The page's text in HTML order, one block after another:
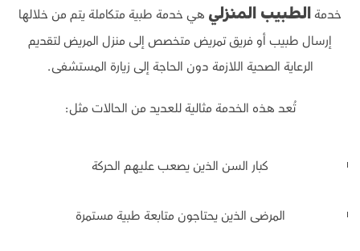
خدمة الطبيب المنزلي هي خدمة طبية متكاملة يتم من خلالها
إرسال طبيب أو فريق تمريض متخصص إلى منزل المريض لتقديم
الرعاية الصحية اللازمة دون الحاجة إلى زيارة المستشفى.
تُعد هذه الخدمة مثالية للعديد من الحالات مثل:
كبار السن الذين يصعب عليهم الحركة
المرضى الذين يحتاجون متابعة طبية مستمرة